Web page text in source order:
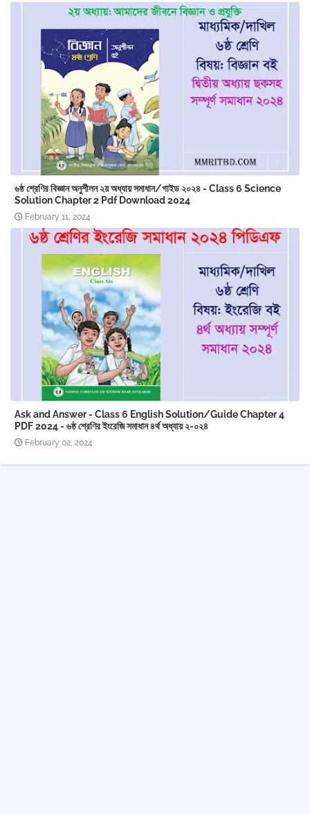
৬ষ্ঠ শ্রেণির বিজ্ঞান অনুশীলন ২য় অধ্যায় সমাধান/গাইড ২০২৪ - Class 6 Science
Solution Chapter 2 Pdf Download 2024
February 11, 2024
Ask and Answer - Class 6 English Solution/Guide Chapter 4
PDF 2024 - ৬ষ্ঠ শ্রেণির ইংরেজি সমাধান ৪র্থ অধ্যায় ২-০২৪
February 02, 2024